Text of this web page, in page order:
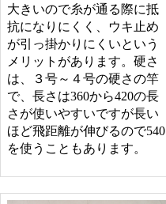
大きいので糸が通る際に抵
抗になりにくく、ウキ止め
が引っ掛かりにくいという
メリットがあります。硬さ
は、３号～４号の硬さの竿
で、長さは360から420の長
さが使いやすいですが長い
ほど飛距離が伸びるので540
を使うこともあります。